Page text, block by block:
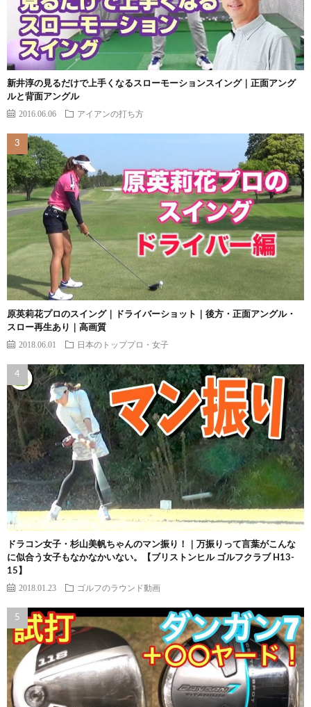
新井淳の見るだけで上手くなるスローモーションスイング｜正面アング
ルと背面アングル
2016.06.06 アイアンの打ち方
原英莉花プロのスイング｜ドライバーショット｜後方・正面アングル・
スロー再生あり｜高画質
2018.06.01 日本のトッププロ・女子
ドラコン女子・杉山美帆ちゃんのマン振り！｜万振りって言葉がこんな
に似合う女子もなかなかいない。【ブリストンヒル ゴルフクラブ H13-
15】
2018.01.23 ゴルフのラウンド動画